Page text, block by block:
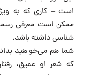
است – کاری که به
ممکن است معرفی
شناسی داشته باشد.
شما هم می‌خواهید
که شعر او عمیق،